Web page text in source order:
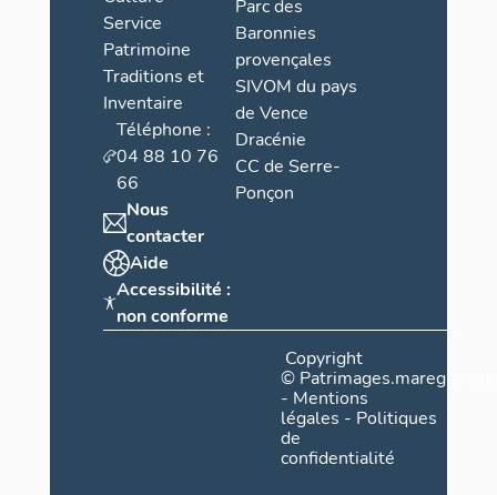
Service
Patrimoine
Traditions et
Inventaire
Téléphone :
04 88 10 76
66
Nous
contacter
Aide
Accessibilité :
non conforme
Parc des
Baronnies
provençales
SIVOM du pays
de Vence
Dracénie
CC de Serre-
Ponçon
Copyright
©
- Mentions
légales - Politiques
de
confidentialité